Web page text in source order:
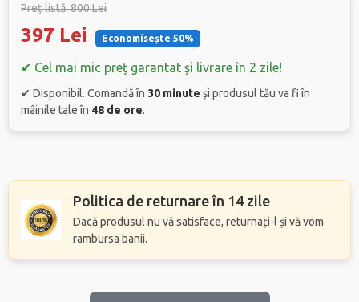
Preț listă: 800 Lei
397 Lei Economisește 50%
✔ Cel mai mic preț garantat și livrare în 2 zile!
✔ Disponibil. Comandă în 30 minute și produsul tău va fi în
mâinile tale în 48 de ore.
Politica de returnare în 14 zile
Dacă produsul nu vă satisface, returnați-l și vă vom
rambursa banii.